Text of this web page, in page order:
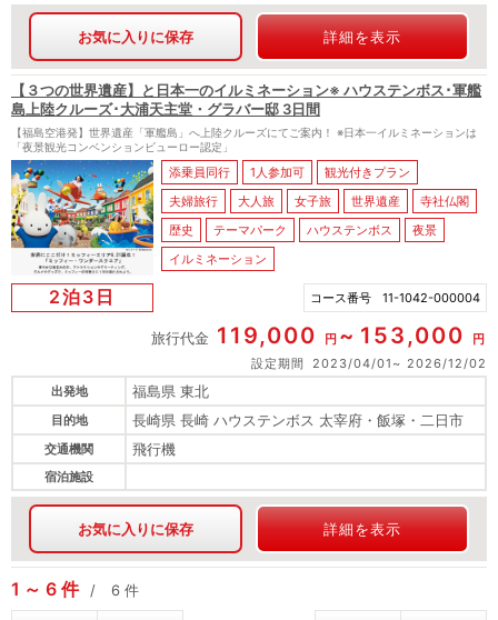
お気に入りに保存 詳細を表示
【３つの世界遺産】と日本一のイルミネーション※ ハウステンボス･軍艦
島上陸クルーズ･大浦天主堂・グラバー邸 3日間
【福島空港発】世界遺産「軍艦島」へ上陸クルーズにてご案内！ ※日本一イルミネーションは
「夜景観光コンベンションビューロー認定」
添乗員同行 1人参加可
観光付きプラン
夫婦旅行
大人旅 女子旅 世界遺産
寺社仏閣
歴史
テーマパーク ハウステンボス
夜景
イルミネーション
2泊3日 コース番号 11-1042-000004
旅行代金 119,000 円 153,000
円
設定期間
2023/04/01
2026/12/02
出発地
福島県 東北
目的地 長崎県 長崎 ハウステンボス 太宰府・飯塚・二日市
交通機関 飛行機
宿泊施設
お気に入りに保存 詳細を表示
1 6 件 6 件